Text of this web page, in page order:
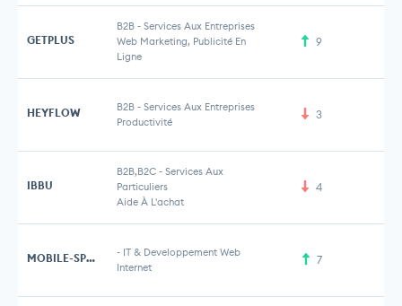
GETPLUS
B2B - Services Aux Entreprises
Web Marketing, Publicité En
Ligne
9
HEYFLOW B2B - Services Aux Entreprises
Productivité
3
IBBU
B2B,B2C - Services Aux
Particuliers
Aide À L'achat
4
MOBILE-SPOT - IT & Developpement Web
Internet
7